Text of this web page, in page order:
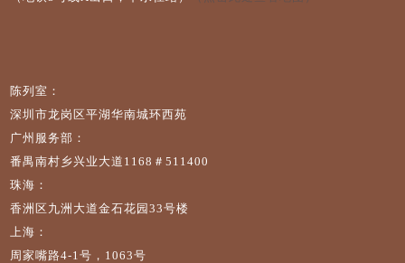
陈列室：
深圳市龙岗区平湖华南城环西苑
广州服务部：
番禺南村乡兴业大道1168＃511400
珠海：
香洲区九洲大道金石花园33号楼
上海：
周家嘴路4-1号，1063号